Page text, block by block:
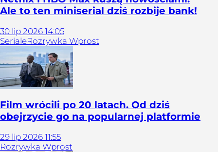
Ale to ten miniserial dziś rozbije bank!
30 lip 2026 14:05
SerialeRozrywka Wprost
Film wrócili po 20 latach. Od dziś
obejrzycie go na popularnej platformie
29 lip 2026 11:55
Rozrywka Wprost